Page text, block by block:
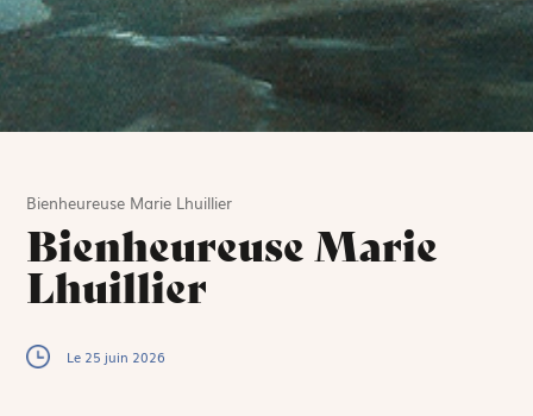
Bienheureuse Marie Lhuillier
Bienheureuse Marie
Lhuillier
Le 25 juin 2026